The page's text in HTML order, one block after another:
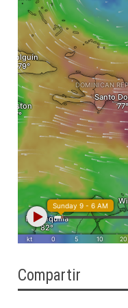
Compartir